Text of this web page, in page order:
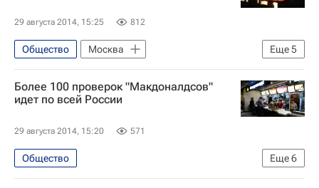
29 августа 2014, 15:25 812
Еще5
Общество
Москва
Центральный ФО
Весь мир
Европа
Россия
Более 100 проверок "Макдоналдсов"
идет по всей России
29 августа 2014, 15:20 571
Еще6
Общество
Проверки Роспотребнадзором ресторанов "Макдоналдс"